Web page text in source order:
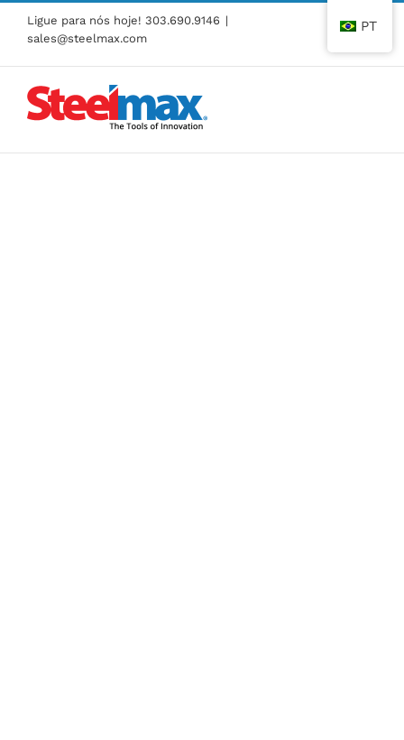
Pular
para
o
conteúdo
Ligue para nós hoje! 303.690.9146 |
sales@steelmax.com
PT